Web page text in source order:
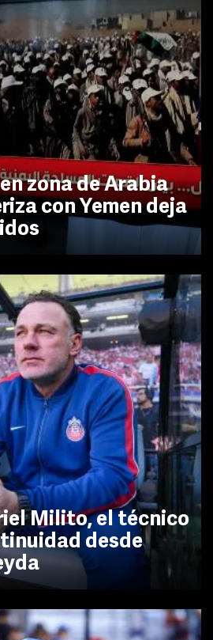
zona de Arabia
con Yemen deja
Milito, el técnico
desde